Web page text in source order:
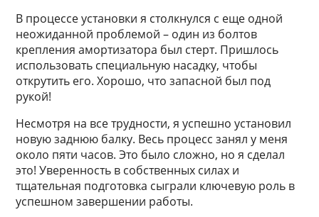
В процессе установки я столкнулся с еще одной
неожиданной проблемой – один из болтов
крепления амортизатора был стерт. Пришлось
использовать специальную насадку, чтобы
открутить его. Хорошо, что запасной был под
рукой!
Несмотря на все трудности, я успешно установил
новую заднюю балку. Весь процесс занял у меня
около пяти часов. Это было сложно, но я сделал
это! Уверенность в собственных силах и
тщательная подготовка сыграли ключевую роль в
успешном завершении работы.